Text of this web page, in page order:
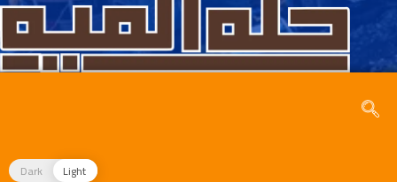
Light
Dark